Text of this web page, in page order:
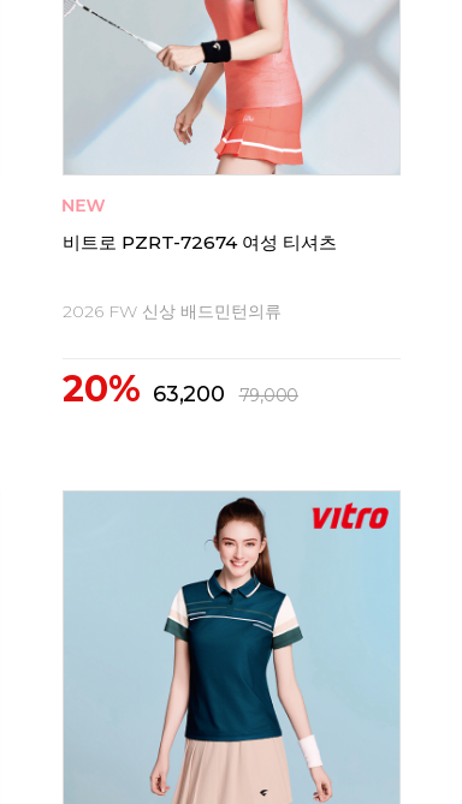
비트로 RT-62664 남성 티셔츠
2026 FW 신상 배드민턴의류
20% 63,200 79,000